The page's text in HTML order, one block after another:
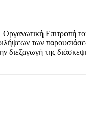
Οργανωτική Επιτροπή
των
διεξαγωγή της